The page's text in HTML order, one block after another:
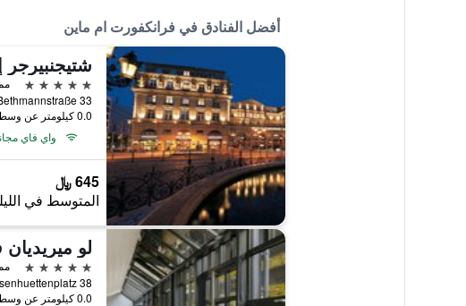
أفضل الفنادق في فرانكفورت ام ماين
5 نجوم
0.0 كيلومتر عن وسط المدينة
واي فاي
645 ﷼
المتوسط في
لو
5 نجوم
0.0 كيلومتر عن وسط المدينة